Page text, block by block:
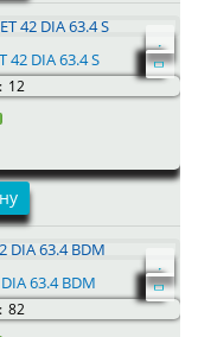
42 DIA 63.4 S
12
63.4 BDM
82